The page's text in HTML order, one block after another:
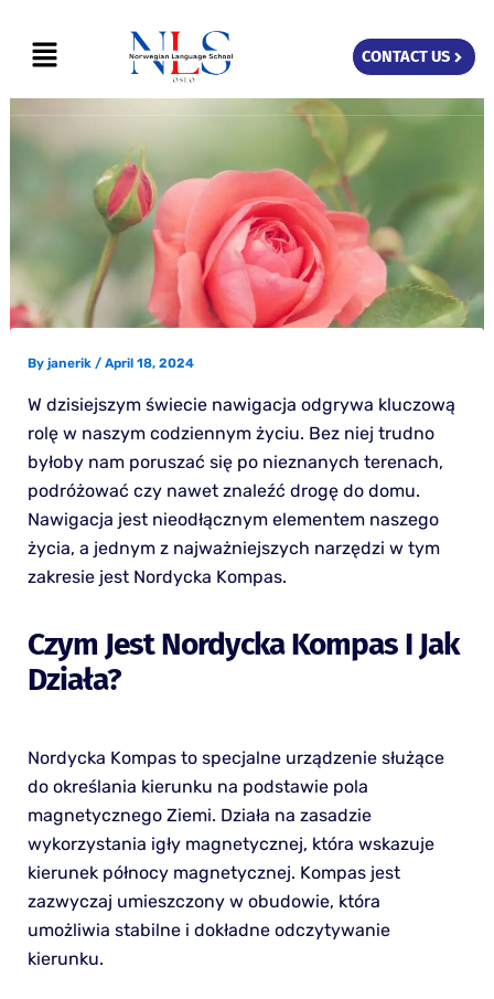
content
Menu CONTACT US
By janerik / April 18, 2024
W dzisiejszym świecie nawigacja odgrywa kluczową
rolę w naszym codziennym życiu. Bez niej trudno
byłoby nam poruszać się po nieznanych terenach,
podróżować czy nawet znaleźć drogę do domu.
Nawigacja jest nieodłącznym elementem naszego
życia, a jednym z najważniejszych narzędzi w tym
zakresie jest Nordycka Kompas.
Czym Jest Nordycka Kompas I Jak
Działa?
Nordycka Kompas to specjalne urządzenie służące
do określania kierunku na podstawie pola
magnetycznego Ziemi. Działa na zasadzie
wykorzystania igły magnetycznej, która wskazuje
kierunek północy magnetycznej. Kompas jest
zazwyczaj umieszczony w obudowie, która
umożliwia stabilne i dokładne odczytywanie
kierunku.